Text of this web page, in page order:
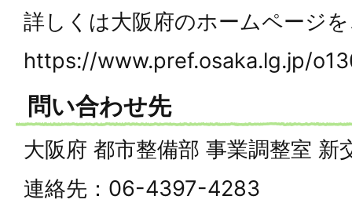
詳しくは大阪府のホームページ
https://www.pref.osaka.lg.jp/
問い合わせ先
大阪府 都市整備部 事業調整室 新
連絡先：06-4397-4283